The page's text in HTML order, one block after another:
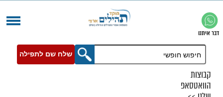
שלח שם לתפילה